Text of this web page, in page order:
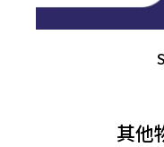
其他